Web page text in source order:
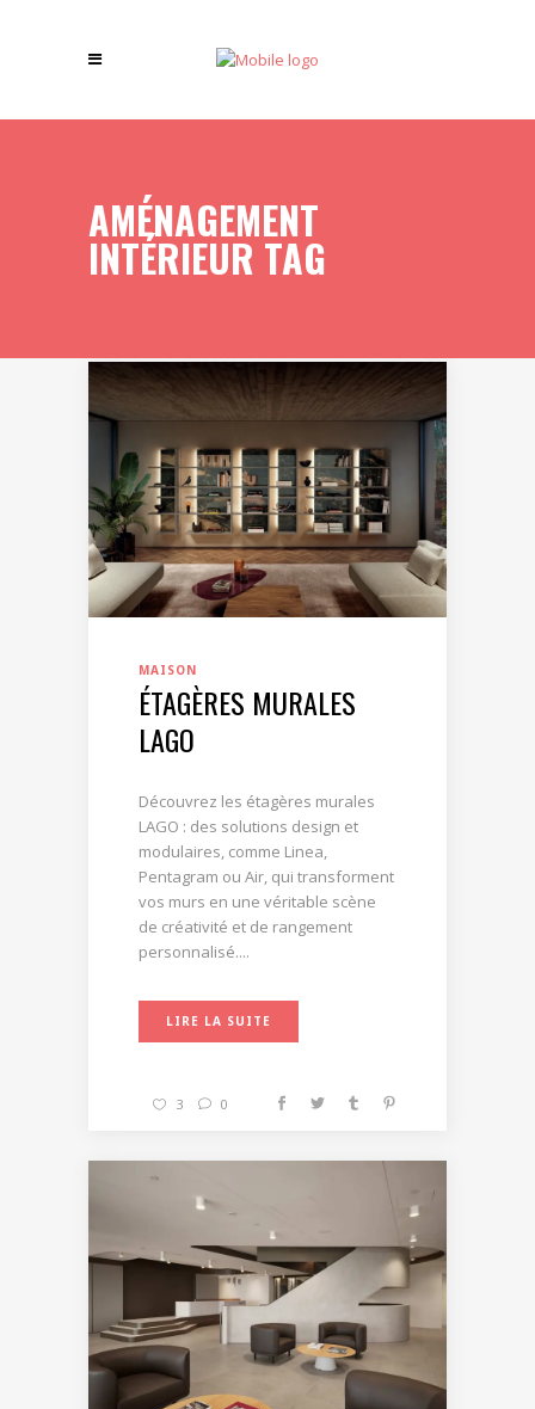
AMÉNAGEMENT
INTÉRIEUR TAG
MAISON
ÉTAGÈRES MURALES
LAGO
Découvrez les étagères murales
LAGO : des solutions design et
modulaires, comme Linea,
Pentagram ou Air, qui transforment
vos murs en une véritable scène
de créativité et de rangement
personnalisé....
LIRE LA SUITE
3 0